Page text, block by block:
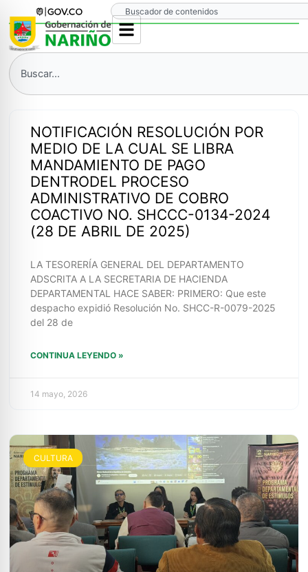
contenido
Search
Search
NOTIFICACIÓN RESOLUCIÓN POR
MEDIO DE LA CUAL SE LIBRA
MANDAMIENTO DE PAGO
DENTRODEL PROCESO
ADMINISTRATIVO DE COBRO
COACTIVO NO. SHCCC-0134-2024
(28 DE ABRIL DE 2025)
LA TESORERÍA GENERAL DEL DEPARTAMENTO
ADSCRITA A LA SECRETARIA DE HACIENDA
DEPARTAMENTAL HACE SABER: PRIMERO: Que este
despacho expidió Resolución No. SHCC-R-0079-2025
del 28 de
CONTINUA LEYENDO »
14 mayo, 2026
CULTURA